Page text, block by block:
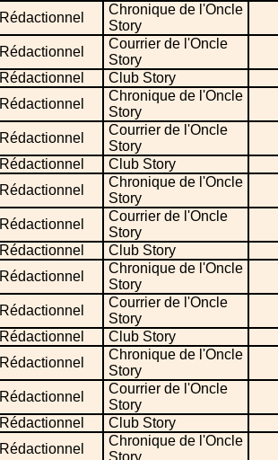
Rédactionnel
Chronique de l'Oncle
Story
Rédactionnel
Courrier de l'Oncle
Story
Rédactionnel
Club Story
Rédactionnel
Chronique de l'Oncle
Story
Rédactionnel
Courrier de l'Oncle
Story
Rédactionnel
Club Story
Rédactionnel
Chronique de l'Oncle
Story
Rédactionnel
Courrier de l'Oncle
Story
Rédactionnel
Club Story
Rédactionnel
Chronique de l'Oncle
Story
Rédactionnel
Courrier de l'Oncle
Story
Rédactionnel
Club Story
Rédactionnel
Chronique de l'Oncle
Story
Rédactionnel
Courrier de l'Oncle
Story
Rédactionnel
Club Story
Rédactionnel
Chronique de l'Oncle
Story